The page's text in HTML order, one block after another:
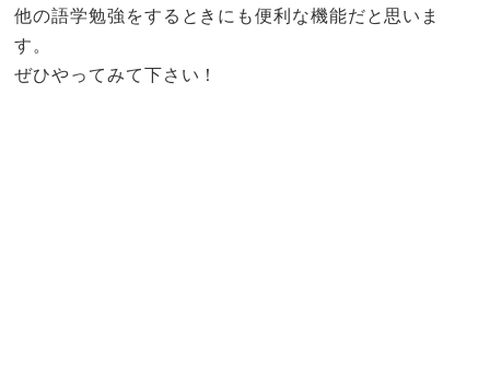
他の語学勉強をするときにも便利な機能だと思いま
す。
ぜひやってみて下さい！